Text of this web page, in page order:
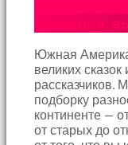
Америке:
Южная
великих
рассказчиков.
подборку
континенте —
от старых до